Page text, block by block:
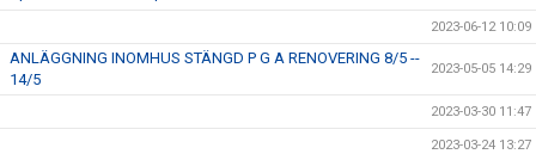
2023-06-12 10:09
ANLÄGGNING INOMHUS STÄNGD P G A RENOVERING 8/5 --
14/5
2023-05-05 14:29
2023-03-30 11:47
2023-03-24 13:27